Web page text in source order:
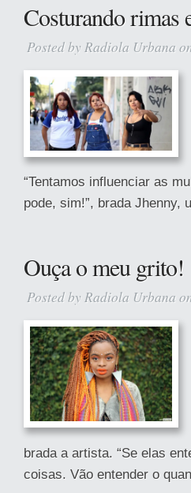
Costurando rimas
Posted by Radiola Urbana
“Tentamos influenciar as
pode, sim!”, brada Jhenny,
Ouça o meu grito!
Posted by Radiola Urbana
brada a artista. “Se elas
coisas. Vão entender o